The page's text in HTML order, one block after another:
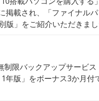
掲載され、「ファイナル
版」をご紹介いただきまし
制限バックアップサービス
1年版」をボーナス3か月付